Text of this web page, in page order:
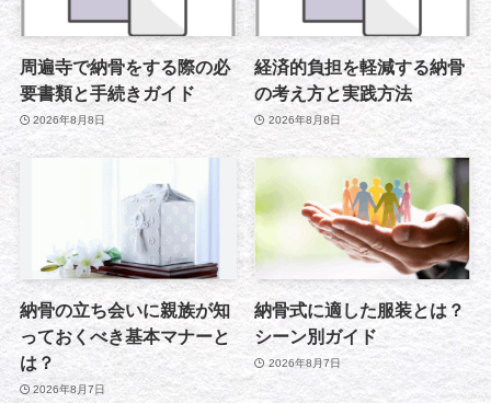
周遍寺で納骨をする際の必
要書類と手続きガイド
2026年8月8日
経済的負担を軽減する納骨
の考え方と実践方法
2026年8月8日
納骨の立ち会いに親族が知
っておくべき基本マナーと
は？
2026年8月7日
納骨式に適した服装とは？
シーン別ガイド
2026年8月7日